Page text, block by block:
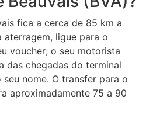
fica a cerca de 85 km a
aterragem, ligue para o
voucher; o seu motorista
das chegadas do terminal
nome. O transfer para o
aproximadamente 75 a 90